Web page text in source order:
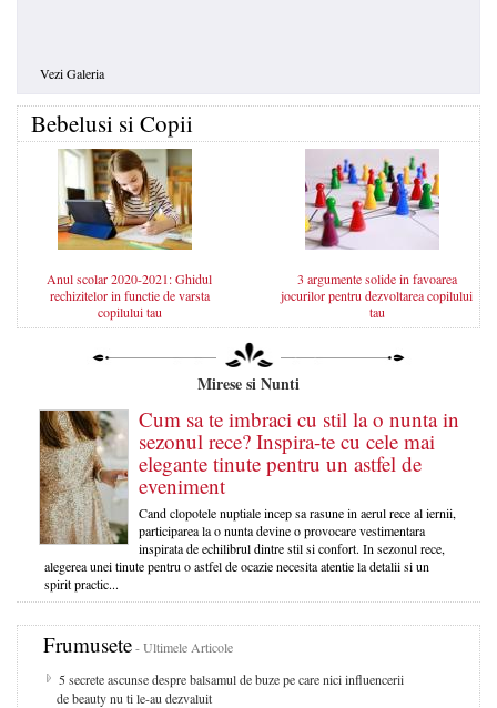
Vezi Galeria
Bebelusi si Copii
Anul scolar 2020-2021: Ghidul
rechizitelor in functie de varsta
copilului tau
3 argumente solide in favoarea
jocurilor pentru dezvoltarea copilului
tau
Mirese si Nunti
Cum sa te imbraci cu stil la o nunta in
sezonul rece? Inspira-te cu cele mai
elegante tinute pentru un astfel de
eveniment
Cand clopotele nuptiale incep sa rasune in aerul rece al iernii,
participarea la o nunta devine o provocare vestimentara
inspirata de echilibrul dintre stil si confort. In sezonul rece,
alegerea unei tinute pentru o astfel de ocazie necesita atentie la detalii si un
spirit practic...
Frumusete- Ultimele Articole
5 secrete ascunse despre balsamul de buze pe care nici influencerii
de beauty nu ti le-au dezvaluit